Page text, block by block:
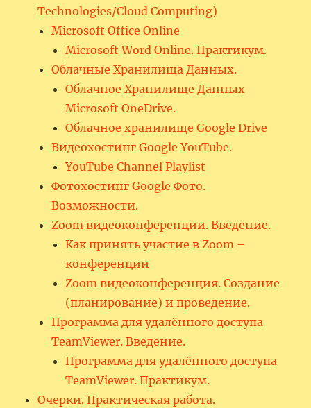
Technologies/Cloud Computing)
Microsoft Office Online
Microsoft Word Online. Практикум.
Облачные Хранилища Данных.
Облачное Хранилище Данных
Microsoft OneDrive.
Облачное хранилище Google Drive
Видеохостинг Google YouTube.
YouTube Channel Playlist
Фотохостинг Google Фото.
Возможности.
Zoom видеоконференции. Введение.
Как принять участие в Zoom –
конференции
Zoom видеоконференция. Создание
(планирование) и проведение.
Программа для удалённого доступа
TeamViewer. Введение.
Программа для удалённого доступа
TeamViewer. Практикум.
Очерки. Практическая работа.